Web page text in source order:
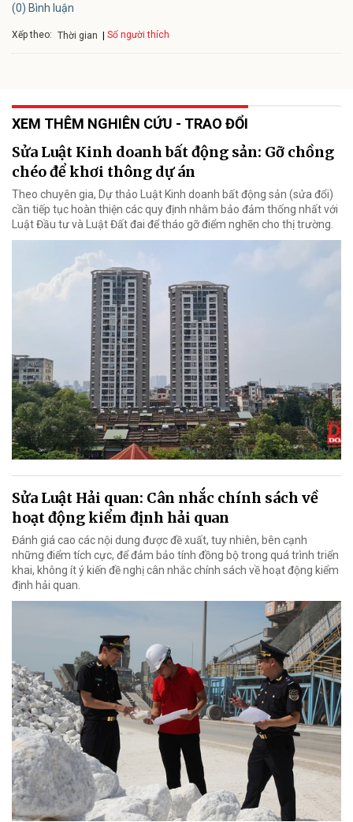
(0) Bình luận
Xếp theo: Thời gian Số người thích
XEM THÊM NGHIÊN CỨU - TRAO ĐỔI
Sửa Luật Kinh doanh bất động sản: Gỡ chồng
chéo để khơi thông dự án
Theo chuyên gia, Dự thảo Luật Kinh doanh bất động sản (sửa đổi)
cần tiếp tục hoàn thiện các quy định nhằm bảo đảm thống nhất với
Luật Đầu tư và Luật Đất đai để tháo gỡ điểm nghẽn cho thị trường.
Sửa Luật Hải quan: Cân nhắc chính sách về
hoạt động kiểm định hải quan
Đánh giá cao các nội dung được đề xuất, tuy nhiên, bên cạnh
những điểm tích cực, để đảm bảo tính đồng bộ trong quá trình triển
khai, không ít ý kiến đề nghị cân nhắc chính sách về hoạt động kiểm
định hải quan.